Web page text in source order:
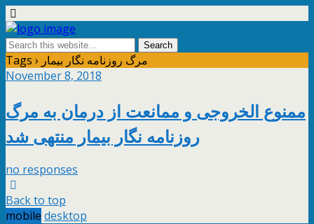
Tags › مرگ روزنامه نگار بیمار
November 8, 2018
ممنوع الخروجی و ممانعت از درمان به مرگ
روزنامه نگار بیمار منتهی شد
no responses
Back to top
mobile desktop